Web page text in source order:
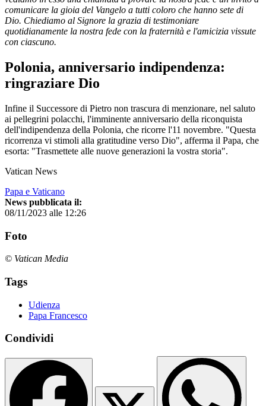
comunicare la gioia del Vangelo a tutti coloro che hanno sete di
Dio. Chiediamo al Signore la grazia di testimoniare
quotidianamente la nostra fede con la fraternità e l'amicizia vissute
con ciascuno.
Polonia, anniversario indipendenza:
ringraziare Dio
Infine il Successore di Pietro non trascura di menzionare, nel saluto
ai pellegrini polacchi, l'imminente anniversario della riconquista
dell'indipendenza della Polonia, che ricorre l'11 novembre. "Questa
ricorrenza vi stimoli alla gratitudine verso Dio", afferma il Papa, che
esorta: "Trasmettete alle nuove generazioni la vostra storia".
Vatican News
Papa e Vaticano
News pubblicata il:
08/11/2023 alle 12:26
Foto
© Vatican Media
Tags
Udienza
Papa Francesco
Condividi